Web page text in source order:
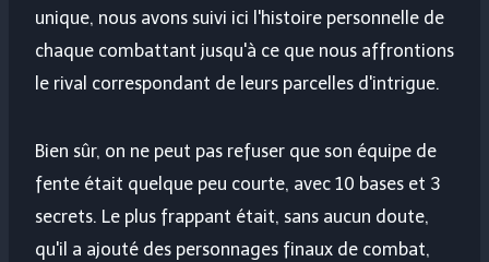
unique, nous avons suivi ici l'histoire personnelle de
chaque combattant jusqu'à ce que nous affrontions
le rival correspondant de leurs parcelles d'intrigue.
Bien sûr, on ne peut pas refuser que son équipe de
fente était quelque peu courte, avec 10 bases et 3
secrets. Le plus frappant était, sans aucun doute,
qu'il a ajouté des personnages finaux de combat,